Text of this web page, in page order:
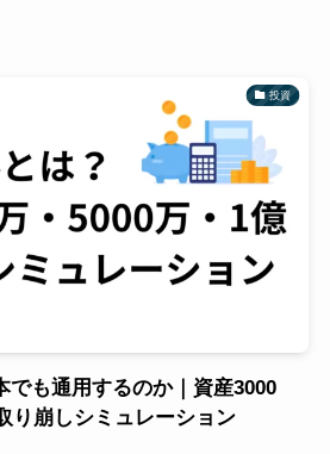
投資
でも通用するのか｜資産3000
り崩しシミュレーション